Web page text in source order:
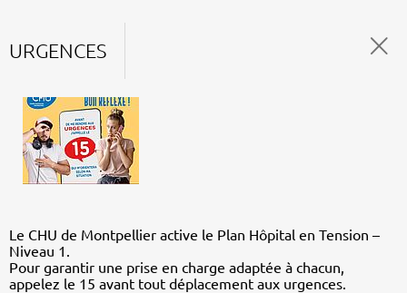
URGENCES
Le CHU de Montpellier active le Plan Hôpital en Tension –
Niveau 1.
Pour garantir une prise en charge adaptée à chacun,
appelez le 15 avant tout déplacement aux urgences.